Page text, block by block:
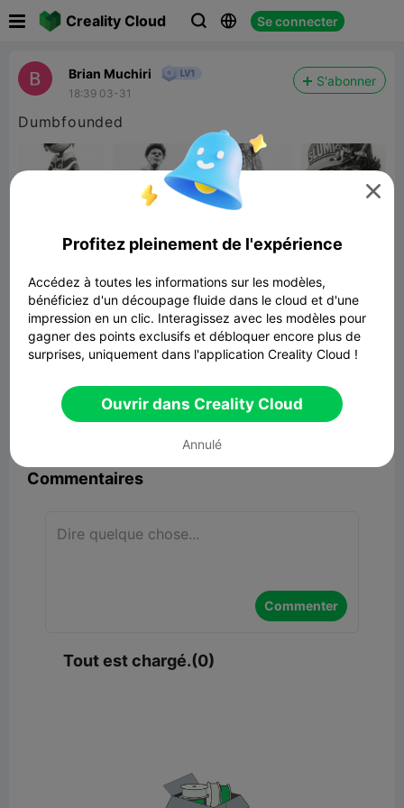
Creality Cloud   Se connecter
Brian Muchiri
18:39 03-31
S'abonner
Dumbfounded
Super Mario Golden Question Block

Commentaires
Commenter
Tout est chargé.(0)

Profitez pleinement de l'expérience
Accédez à toutes les informations sur les modèles,
bénéficiez d'un découpage fluide dans le cloud et d'une
impression en un clic. Interagissez avec les modèles pour
gagner des points exclusifs et débloquer encore plus de
surprises, uniquement dans l'application Creality Cloud !
Ouvrir dans Creality Cloud
Annulé